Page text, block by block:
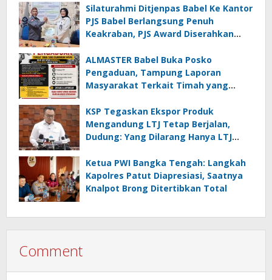
Silaturahmi Ditjenpas Babel Ke Kantor
PJS Babel Berlangsung Penuh
Keakraban, PJS Award Diserahkan
ALMASTER Babel Buka Posko
Pengaduan, Tampung Laporan
Masyarakat Terkait Timah yang
KSP Tegaskan Ekspor Produk
Mengandung LTJ Tetap Berjalan,
Dudung: Yang Dilarang Hanya LTJ
Ketua PWI Bangka Tengah: Langkah
Kapolres Patut Diapresiasi, Saatnya
Knalpot Brong Ditertibkan Total
Comment